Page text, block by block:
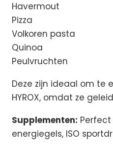
Havermout
Pizza
Volkoren pasta
Quinoa
Peulvruchten
Deze zijn ideaal om te
HYROX, omdat ze
Supplementen: Perfect
energiegels, ISO